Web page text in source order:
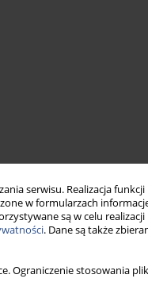
serwisu. Realizacja
w formularzach
są w celu
. Dane są także
Ograniczenie stosowania